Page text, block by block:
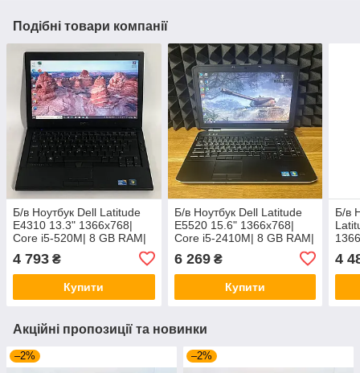
Подібні товари компанії
Б/в Ноутбук Dell Latitude
E4310 13.3" 1366x768|
Core i5-520M| 8 GB RAM|
4 793 ₴
Купити
Б/в Ноутбук Dell Latitude
E5520 15.6" 1366x768|
Core i5-2410M| 8 GB RAM|
6 269₴
Купити
Б/в
HD
4
Акційні пропозиції та новинки
–2% –2%